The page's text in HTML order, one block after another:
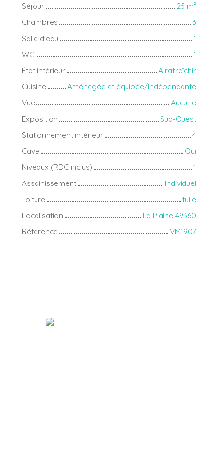
Séjour
25 m²
Chambres
3
Salle d'eau
1
WC
1
État intérieur
A rafraîchir
Cuisine
Aménagée et équipée/Indépendante
Vue
Aucune
Exposition
Sud-Ouest
Stationnement intérieur
4
Cave
Oui
Niveaux (RDC inclus)
1
Assainissement
Individuel
Toiture
tuile
Localisation
La Plaine 49360
Référence
VM1907